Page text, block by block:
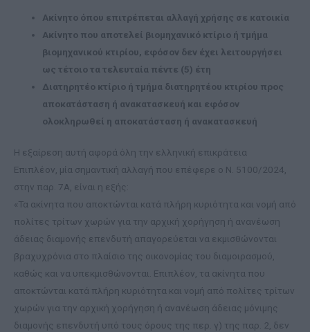
Ακίνητο όπου επιτρέπεται αλλαγή χρήσης σε κατοικία
Ακίνητο που αποτελεί βιομηχανικό κτίριο ή τμήμα
βιομηχανικού κτιρίου, εφόσον δεν έχει λειτουργήσει
ως τέτοιο τα τελευταία πέντε (5) έτη
Διατηρητέο κτίριο ή τμήμα διατηρητέου κτιρίου προς
αποκατάσταση ή ανακατασκευή και εφόσον
ολοκληρωθεί η αποκατάσταση ή ανακατασκευή
Η εξαίρεση αυτή αφορά όλη την ελληνική επικράτεια
Επιπλέον, μία σημαντική αλλαγή που επέφερε ο Ν. 5100/2024,
στην παρ. 7Α, είναι η εξής:
«Τα ακίνητα που αποκτώνται κατά πλήρη κυριότητα και νομή από
πολίτες τρίτων χωρών για την αρχική χορήγηση ή ανανέωση
άδειας διαμονής επενδυτή απαγορεύεται να εκμισθώνονται
βραχυχρόνια στο πλαίσιο της οικονομίας του διαμοιρασμού,
καθώς και να υπεκμισθώνονται. Επιπλέον, τα ακίνητα που
αποκτώνται κατά πλήρη κυριότητα και νομή από πολίτες τρίτων
χωρών για την αρχική χορήγηση ή ανανέωση άδειας μόνιμης
διαμονής επενδυτή υπό τους όρους της περ. γ) της παρ. 2, δεν